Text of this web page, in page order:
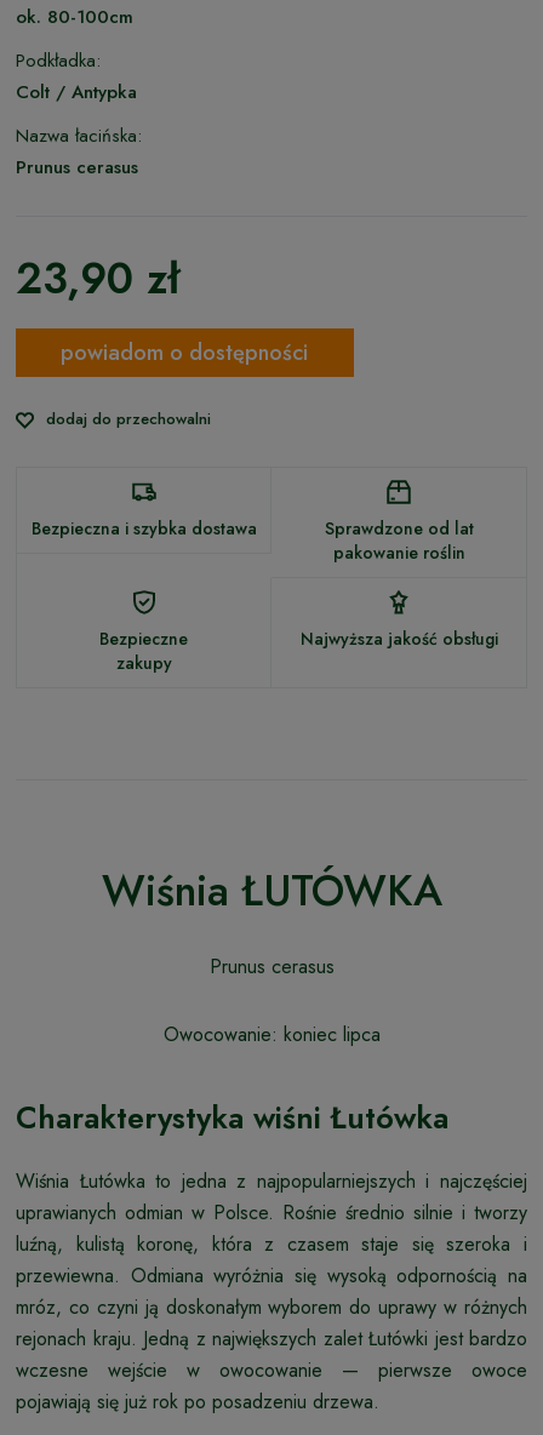
ok. 80-100cm
Podkładka:
Colt / Antypka
Nazwa łacińska:
Prunus cerasus
23,90 zł
powiadom o dostępności
dodaj do przechowalni
Bezpieczna i szybka dostawa
Sprawdzone od lat
pakowanie roślin
Bezpieczne
zakupy
Najwyższa jakość obsługi
Wiśnia ŁUTÓWKA
Prunus cerasus
Owocowanie: koniec lipca
Charakterystyka wiśni Łutówka
Wiśnia Łutówka to jedna z najpopularniejszych i najczęściej
uprawianych odmian w Polsce. Rośnie średnio silnie i tworzy
luźną, kulistą koronę, która z czasem staje się szeroka i
przewiewna. Odmiana wyróżnia się wysoką odpornością na
mróz, co czyni ją doskonałym wyborem do uprawy w różnych
rejonach kraju. Jedną z największych zalet Łutówki jest bardzo
wczesne wejście w owocowanie — pierwsze owoce
pojawiają się już rok po posadzeniu drzewa.